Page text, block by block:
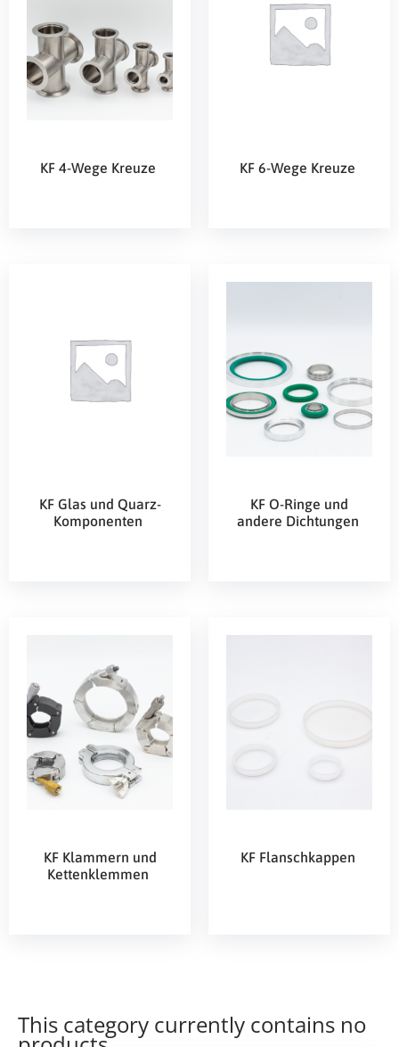
KF 4-Wege Kreuze KF 6-Wege Kreuze
KF Glas und Quarz-
Komponenten
KF O-Ringe und
andere Dichtungen
KF Klammern und
Kettenklemmen
KF Flanschkappen
This category currently contains no